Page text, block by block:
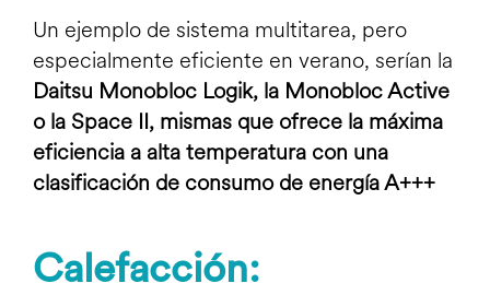
Un ejemplo de sistema multitarea, pero
especialmente eficiente en verano, serían la
Daitsu Monobloc Logik, la Monobloc Active
o la Space II, mismas que ofrece la máxima
eficiencia a alta temperatura con una
clasificación de consumo de energía A+++
Calefacción: